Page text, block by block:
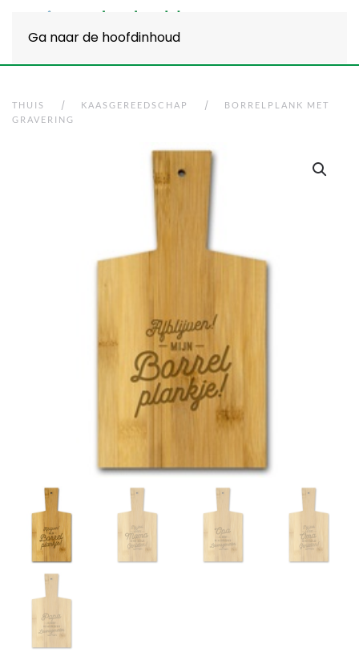
Ga naar de hoofdinhoud
THUIS KAASGEREEDSCHAP
BORRELPLANK MET
GRAVERING